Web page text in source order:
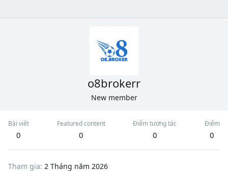
o8brokerr
New member
Bài viết
0
Featured content
0
Điểm tương tác
0
Điểm
0
Tham gia 2 Tháng năm 2026